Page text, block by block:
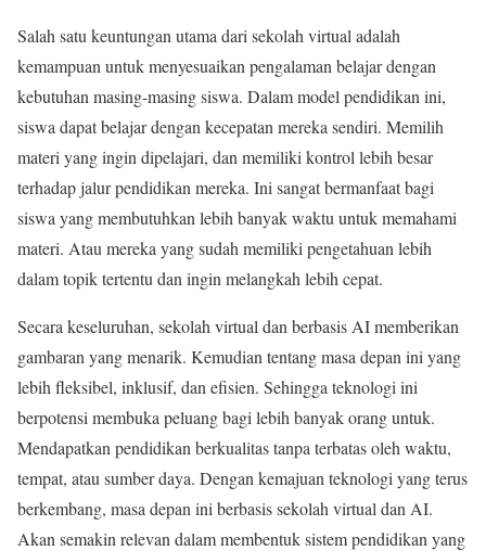
Salah satu keuntungan utama dari sekolah virtual adalah
kemampuan untuk menyesuaikan pengalaman belajar dengan
kebutuhan masing-masing siswa. Dalam model pendidikan ini,
siswa dapat belajar dengan kecepatan mereka sendiri. Memilih
materi yang ingin dipelajari, dan memiliki kontrol lebih besar
terhadap jalur pendidikan mereka. Ini sangat bermanfaat bagi
siswa yang membutuhkan lebih banyak waktu untuk memahami
materi. Atau mereka yang sudah memiliki pengetahuan lebih
dalam topik tertentu dan ingin melangkah lebih cepat.
Secara keseluruhan, sekolah virtual dan berbasis AI memberikan
gambaran yang menarik. Kemudian tentang masa depan ini yang
lebih fleksibel, inklusif, dan efisien. Sehingga teknologi ini
berpotensi membuka peluang bagi lebih banyak orang untuk.
Mendapatkan pendidikan berkualitas tanpa terbatas oleh waktu,
tempat, atau sumber daya. Dengan kemajuan teknologi yang terus
berkembang, masa depan ini berbasis sekolah virtual dan AI.
Akan semakin relevan dalam membentuk sistem pendidikan yang